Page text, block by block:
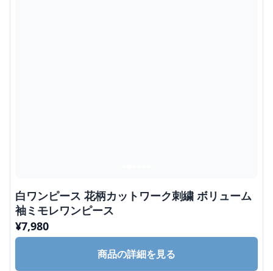
白ワンピース 花柄カットワーク刺繍 ボリューム
袖ミモレワンピース
¥7,980
商品の詳細を見る